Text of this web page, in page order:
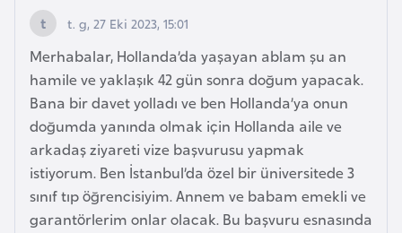
t. g, 27 Eki 2023, 15:01
Merhabalar, Hollanda’da yaşayan ablam şu an
hamile ve yaklaşık 42 gün sonra doğum yapacak.
Bana bir davet yolladı ve ben Hollanda’ya onun
doğumda yanında olmak için Hollanda aile ve
arkadaş ziyareti vize başvurusu yapmak
istiyorum. Ben İstanbul’da özel bir üniversitede 3
sınıf tıp öğrencisiyim. Annem ve babam emekli ve
garantörlerim onlar olacak. Bu başvuru esnasında
a
u
G
i
n
e
G